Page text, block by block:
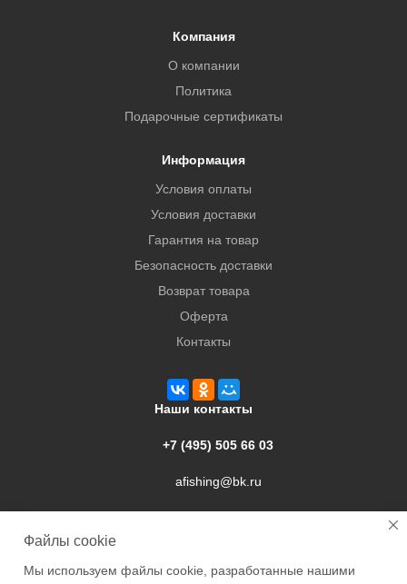
Компания
О компании
Политика
Подарочные сертификаты
Информация
Условия оплаты
Условия доставки
Гарантия на товар
Безопасность доставки
Возврат товара
Оферта
Контакты
Наши контакты
+7 (495) 505 66 03
afishing@bk.ru
Файлы cookie
Мы используем файлы cookie, разработанные нашими